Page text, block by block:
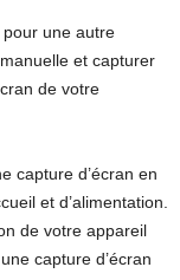
pour une autre
et capturer
de votre
capture d’écran en
et d’alimentation.
de votre appareil
capture d’écran